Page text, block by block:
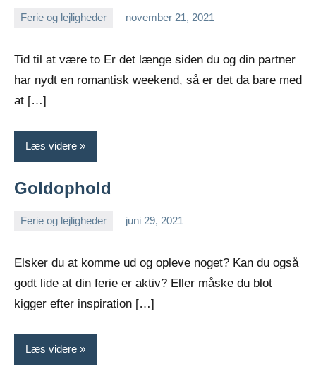
Ferie og lejligheder november 21, 2021
Tid til at være to Er det længe siden du og din partner
har nydt en romantisk weekend, så er det da bare med
at […]
Læs videre
Goldophold
Ferie og lejligheder juni 29, 2021
Elsker du at komme ud og opleve noget? Kan du også
godt lide at din ferie er aktiv? Eller måske du blot
kigger efter inspiration […]
Læs videre